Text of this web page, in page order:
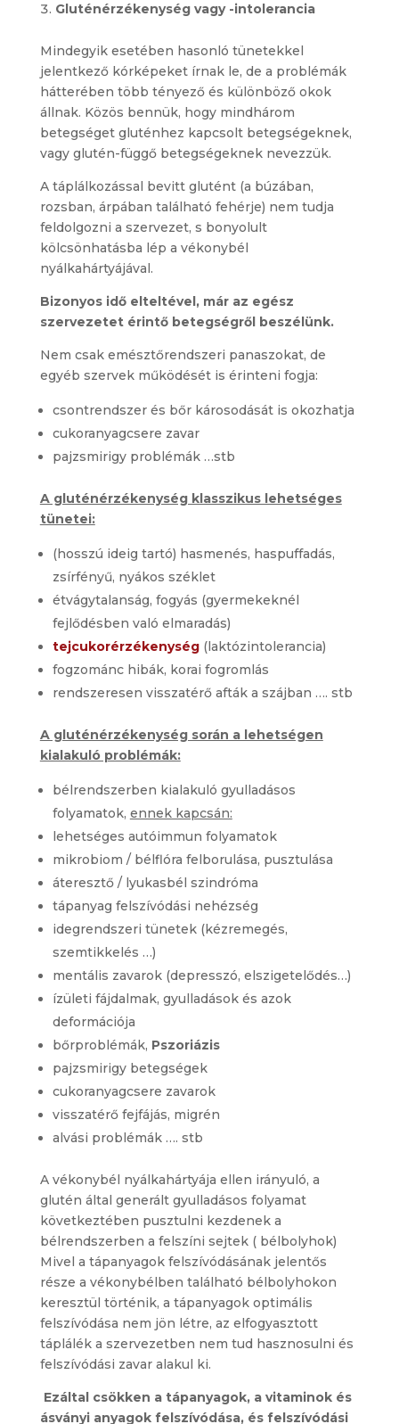
Gluténérzékenység vagy -intolerancia
Mindegyik esetében hasonló tünetekkel
jelentkező kórképeket írnak le, de a problémák
hátterében több tényező és különböző okok
állnak. Közös bennük, hogy mindhárom
betegséget gluténhez kapcsolt betegségeknek,
vagy glutén-függő betegségeknek nevezzük.
A táplálkozással bevitt glutént (a búzában,
rozsban, árpában található fehérje) nem tudja
feldolgozni a szervezet, s bonyolult
kölcsönhatásba lép a vékonybél
nyálkahártyájával.
Bizonyos idő elteltével, már az egész
szervezetet érintő betegségről beszélünk.
Nem csak emésztőrendszeri panaszokat, de
egyéb szervek működését is érinteni fogja:
csontrendszer és bőr károsodását is okozhatja
cukoranyagcsere zavar
pajzsmirigy problémák …stb
A gluténérzékenység klasszikus lehetséges
tünetei:
(hosszú ideig tartó) hasmenés, haspuffadás,
zsírfényű, nyákos széklet
étvágytalanság, fogyás (gyermekeknél
fejlődésben való elmaradás)
tejcukorérzékenység(laktózintolerancia)
fogzománc hibák, korai fogromlás
rendszeresen visszatérő afták a szájban …. stb
A gluténérzékenység során a lehetségen
kialakuló problémák:
bélrendszerben kialakuló gyulladásos
folyamatok, ennek kapcsán:
lehetséges autóimmun folyamatok
mikrobiom / bélflóra felborulása, pusztulása
áteresztő / lyukasbél szindróma
tápanyag felszívódási nehézség
idegrendszeri tünetek (kézremegés,
szemtikkelés …)
mentális zavarok (depresszó, elszigetelődés…)
ízületi fájdalmak, gyulladások és azok
deformációja
bőrproblémák, Pszoriázis
pajzsmirigy betegségek
cukoranyagcsere zavarok
visszatérő fejfájás, migrén
alvási problémák …. stb
A vékonybél nyálkahártyája ellen irányuló, a
glutén által generált gyulladásos folyamat
következtében pusztulni kezdenek a
bélrendszerben a felszíni sejtek ( bélbolyhok)
Mivel a tápanyagok felszívódásának jelentős
része a vékonybélben található bélbolyhokon
keresztül történik, a tápanyagok optimális
felszívódása nem jön létre, az elfogyasztott
táplálék a szervezetben nem tud hasznosulni és
felszívódási zavar alakul ki.
Ezáltal csökken a tápanyagok, a vitaminok és
ásványi anyagok felszívódása, és felszívódási